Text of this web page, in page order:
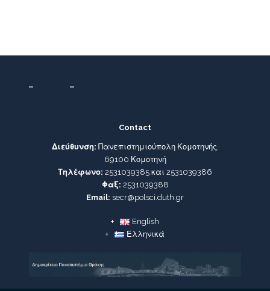
Contact
Διεύθυνση: Πανεπιστημιούπολη Κομοτηνής,
69100 Κομοτηνή
Τηλέφωνο: 2531039385 και 2531039386
Φαξ: 2531039388
Email: secr@polsci.duth.gr
English
Ελληνικά